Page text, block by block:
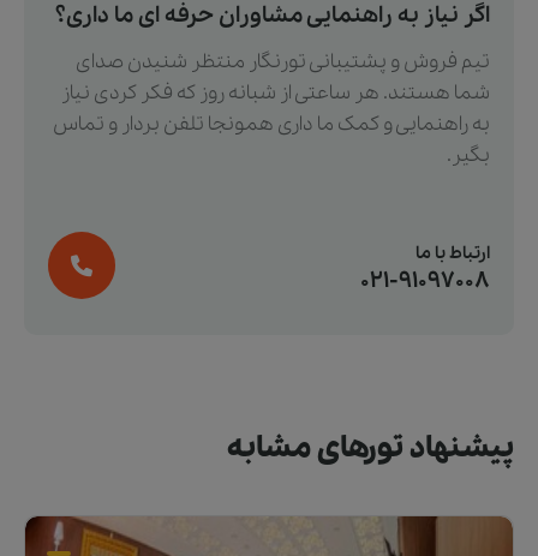
اگر نیاز به راهنمایی مشاوران حرفه ای ما داری؟
تیم فروش و پشتیبانی تورنگار منتظر شنیدن صدای
شما هستند. هر ساعتی از شبانه روز که فکر کردی نیاز
به راهنمایی و کمک ما داری همونجا تلفن بردار و تماس
بگیر.
ارتباط با ما
021-91097008
پیشنهاد تورهای مشابه